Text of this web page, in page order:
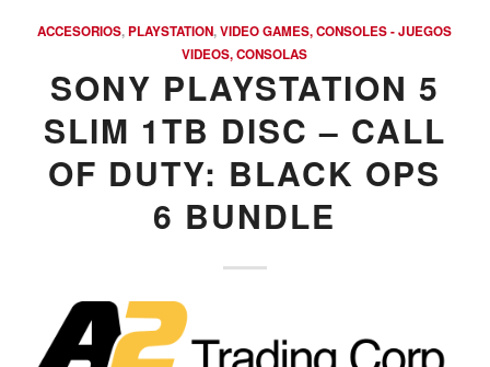
ACCESORIOS,PLAYSTATION,VIDEO GAMES, CONSOLES - JUEGOS
VIDEOS, CONSOLAS
SONY PLAYSTATION 5
SLIM 1TB DISC – CALL
OF DUTY: BLACK OPS
6 BUNDLE